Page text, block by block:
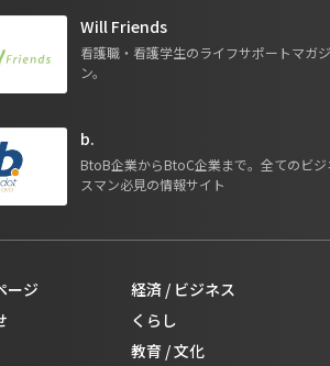
Will Friends
看護職・看護学生のライフサポートマガジ
ン。
b.
BtoB企業からBtoC企業まで。全てのビジ
スマン必見の情報サイト
ージ
経済 / ビジネス
くらし
教育 / 文化